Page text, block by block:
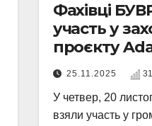
Фахівці
участь у
проєкту
25.11.2025
У четвер, 20
взяли участь у